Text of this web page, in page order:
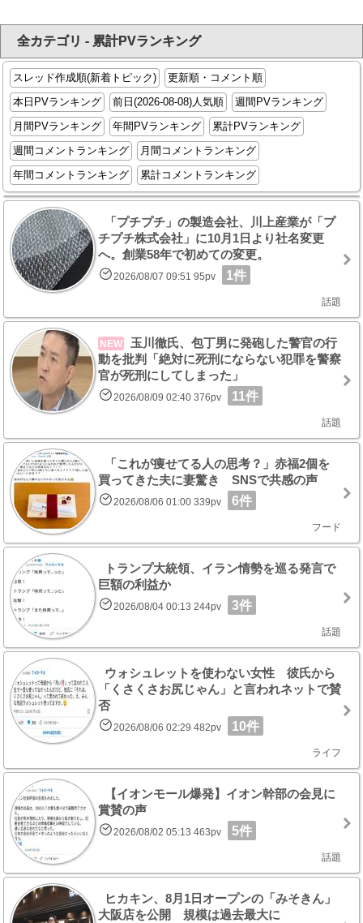
全カテゴリ - 累計PVランキング
スレッド作成順(新着トピック)
更新順・コメント順
本日PVランキング
前日(2026-08-08)人気順
週間PVランキング
月間PVランキング
年間PVランキング
累計PVランキング
週間コメントランキング
月間コメントランキング
年間コメントランキング
累計コメントランキング
「プチプチ」の製造会社、川上産業が「プ
チプチ株式会社」に10月1日より社名変更
へ。創業58年で初めての変更。
2026/08/07 09:51 95pv 1件
話題
NEW
玉川徹氏、包丁男に発砲した警官の行
動を批判「絶対に死刑にならない犯罪を警察
官が死刑にしてしまった」
2026/08/09 02:40 376pv 11件
話題
「これが痩せてる人の思考？」赤福2個を
買ってきた夫に妻驚き SNSで共感の声
2026/08/06 01:00 339pv 6件
フード
トランプ大統領、イラン情勢を巡る発言で
巨額の利益か
2026/08/04 00:13 244pv 3件
話題
ウォシュレットを使わない女性 彼氏から
「くさくさお尻じゃん」と言われネットで賛
否
2026/08/06 02:29 482pv 10件
ライフ
【イオンモール爆発】イオン幹部の会見に
賞賛の声
2026/08/02 05:13 463pv 5件
話題
ヒカキン、8月1日オープンの「みそきん」
大阪店を公開 規模は過去最大に